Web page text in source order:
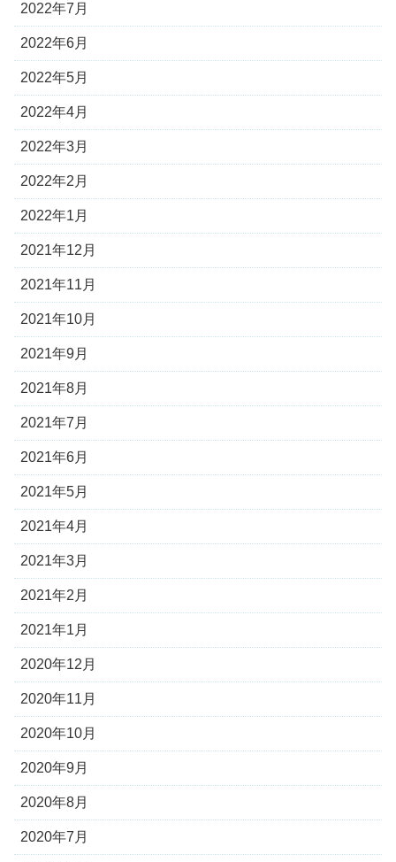
2022年7月
2022年6月
2022年5月
2022年4月
2022年3月
2022年2月
2022年1月
2021年12月
2021年11月
2021年10月
2021年9月
2021年8月
2021年7月
2021年6月
2021年5月
2021年4月
2021年3月
2021年2月
2021年1月
2020年12月
2020年11月
2020年10月
2020年9月
2020年8月
2020年7月